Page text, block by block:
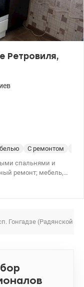
Ретровиля,
С ремонтом
спальнями и
ремонт; мебель,
0509847583,
Гонгадзе (Радянской